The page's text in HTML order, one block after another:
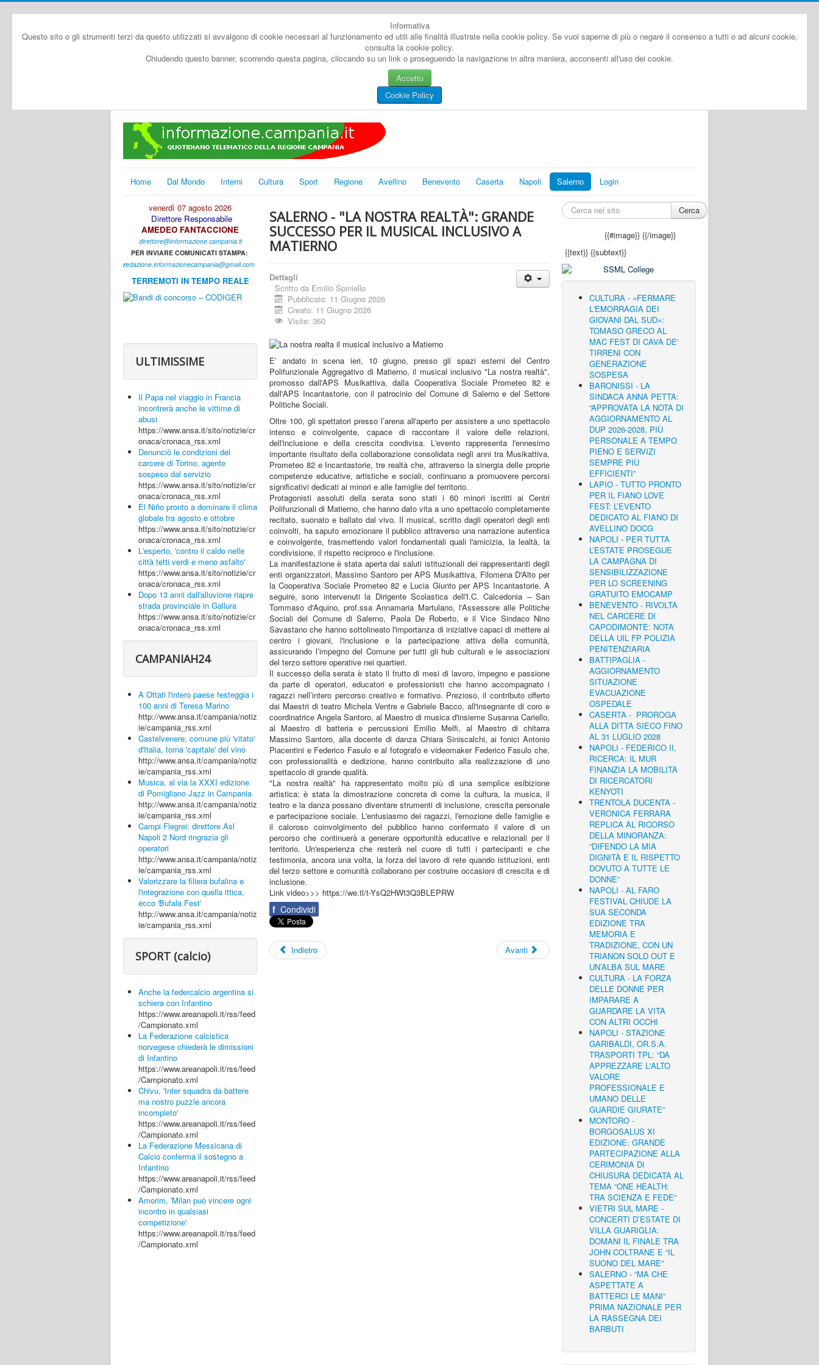
Informativa
Questo sito o gli strumenti terzi da questo utilizzati si avvalgono di cookie necessari al funzionamento ed utili alle finalità illustrate nella cookie policy. Se vuoi saperne di più o negare il consenso a tutti o ad alcuni cookie,
consulta la cookie policy.
Chiudendo questo banner, scorrendo questa pagina, cliccando su un link o proseguendo la navigazione in altra maniera, acconsenti all'uso dei cookie.
Accetto
Cookie Policy
Home Dal Mondo Interni Cultura Sport Regione Avellino Benevento Caserta Napoli Salerno Login
venerdì 07 agosto 2026
Direttore Responsabile
AMEDEO FANTACCIONE
direttore@informazione.campania.it
PER INVIARE COMUNICATI STAMPA:
redazione.informazionecampania@gmail.com
TERREMOTI IN TEMPO REALE
ULTIMISSIME
Il Papa nel viaggio in Francia
incontrerà anche le vittime di
abusi
https://www.ansa.it/sito/notizie/cr
onaca/cronaca_rss.xml
Denunciò le condizioni del
carcere di Torino, agente
sospeso dal servizio
https://www.ansa.it/sito/notizie/cr
onaca/cronaca_rss.xml
El Niño pronto a dominare il clima
globale tra agosto e ottobre
https://www.ansa.it/sito/notizie/cr
onaca/cronaca_rss.xml
L'esperto, 'contro il caldo nelle
città tetti verdi e meno asfalto'
https://www.ansa.it/sito/notizie/cr
onaca/cronaca_rss.xml
Dopo 13 anni dall'alluvione riapre
strada provinciale in Gallura
https://www.ansa.it/sito/notizie/cr
onaca/cronaca_rss.xml
CAMPANIAH24
A Ottati l'intero paese festeggia i
100 anni di Teresa Marino
http://www.ansa.it/campania/notiz
ie/campania_rss.xml
Castelvenere, comune più 'vitato'
d'Italia, torna 'capitale' del vino
http://www.ansa.it/campania/notiz
ie/campania_rss.xml
Musica, al via la XXXI edizione
di Pomigliano Jazz in Campania
http://www.ansa.it/campania/notiz
ie/campania_rss.xml
Campi Flegrei: direttore Asl
Napoli 2 Nord ringrazia gli
operatori
http://www.ansa.it/campania/notiz
ie/campania_rss.xml
Valorizzare la filiera bufalina e
l'integrazione con quella ittica,
ecco 'Bufala Fest'
http://www.ansa.it/campania/notiz
ie/campania_rss.xml
SPORT (calcio)
Anche la federcalcio argentina si
schiera con Infantino
https://www.areanapoli.it/rss/feed
/Campionato.xml
La Federazione calcistica
norvegese chiederà le dimissioni
di Infantino
https://www.areanapoli.it/rss/feed
/Campionato.xml
Chivu, 'Inter squadra da battere
ma nostro puzzle ancora
incompleto'
https://www.areanapoli.it/rss/feed
/Campionato.xml
La Federazione Messicana di
Calcio conferma il sostegno a
Infantino
https://www.areanapoli.it/rss/feed
/Campionato.xml
Amorim, 'Milan può vincere ogni
incontro in qualsiasi
competizione'
https://www.areanapoli.it/rss/feed
/Campionato.xml
SALERNO - "LA NOSTRA REALTÀ": GRANDE
SUCCESSO PER IL MUSICAL INCLUSIVO A
MATIERNO
Dettagli
Scritto da Emilio Spiniello
Pubblicato: 11 Giugno 2026
Creato: 11 Giugno 2026
Visite: 360
E’ andato in scena ieri, 10 giugno, presso gli spazi esterni del Centro
Polifunzionale Aggregativo di Matierno, il musical inclusivo "La nostra realtà",
promosso dall'APS Musikattiva, dalla Cooperativa Sociale Prometeo 82 e
dall'APS Incantastorie, con il patrocinio del Comune di Salerno e del Settore
Politiche Sociali.
Oltre 100, gli spettatori presso l’arena all'aperto per assistere a uno spettacolo
intenso e coinvolgente, capace di raccontare il valore delle relazioni,
dell'inclusione e della crescita condivisa. L'evento rappresenta l'ennesimo
importante risultato della collaborazione consolidata negli anni tra Musikattiva,
Prometeo 82 e Incantastorie, tre realtà che, attraverso la sinergia delle proprie
competenze educative, artistiche e sociali, continuano a promuovere percorsi
significativi dedicati ai minori e alle famiglie del territorio.
Protagonisti assoluti della serata sono stati i 60 minori iscritti ai Centri
Polifunzionali di Matierno, che hanno dato vita a uno spettacolo completamente
recitato, suonato e ballato dal vivo. Il musical, scritto dagli operatori degli enti
coinvolti, ha saputo emozionare il pubblico attraverso una narrazione autentica
e coinvolgente, trasmettendo valori fondamentali quali l'amicizia, la lealtà, la
condivisione, il rispetto reciproco e l'inclusione.
La manifestazione è stata aperta dai saluti istituzionali dei rappresentanti degli
enti organizzatori, Massimo Santoro per APS Musikattiva, Filomena D'Alto per
la Cooperativa Sociale Prometeo 82 e Lucia Giunto per APS Incantastorie. A
seguire, sono intervenuti la Dirigente Scolastica dell'I.C. Calcedonia – San
Tommaso d'Aquino, prof.ssa Annamaria Martulano, l'Assessore alle Politiche
Sociali del Comune di Salerno, Paola De Roberto, e il Vice Sindaco Nino
Savastano che hanno sottolineato l'importanza di iniziative capaci di mettere al
centro i giovani, l'inclusione e la partecipazione attiva della comunità,
assicurando l’impegno del Comune per tutti gli hub culturali e le associazioni
del terzo settore operative nei quartieri.
Il successo della serata è stato il frutto di mesi di lavoro, impegno e passione
da parte di operatori, educatori e professionisti che hanno accompagnato i
ragazzi nell’intero percorso creativo e formativo. Prezioso, il contributo offerto
dai Maestri di teatro Michela Ventre e Gabriele Bacco, all'insegnante di coro e
coordinatrice Angela Santoro, al Maestro di musica d'insieme Susanna Cariello,
al Maestro di batteria e percussioni Emilio Melfi, al Maestro di chitarra
Massimo Santoro, alla docente di danza Chiara Siniscalchi, ai fonici Antonio
Piacentini e Federico Fasulo e al fotografo e videomaker Federico Fasulo che,
con professionalità e dedizione, hanno contribuito alla realizzazione di uno
spettacolo di grande qualità.
"La nostra realtà" ha rappresentato molto più di una semplice esibizione
artistica: è stata la dimostrazione concreta di come la cultura, la musica, il
teatro e la danza possano diventare strumenti di inclusione, crescita personale
e partecipazione sociale. L'entusiasmo dei ragazzi, l'emozione delle famiglie e
il caloroso coinvolgimento del pubblico hanno confermato il valore di un
percorso che continuerà a generare opportunità educative e relazionali per il
territorio. Un'esperienza che resterà nel cuore di tutti i partecipanti e che
testimonia, ancora una volta, la forza del lavoro di rete quando istituzioni, enti
del terzo settore e comunità collaborano per costruire occasioni di crescita e di
inclusione.
Link video>>> https://we.tl/t-YsQ2HWt3Q3BLEPRW
f Condividi
Indietro Avanti
Cerca
{{#image}}{{/image}}
{{text}} {{subtext}}
CULTURA - «FERMARE
L'EMORRAGIA DEI
GIOVANI DAL SUD»:
TOMASO GRECO AL
MAC FEST DI CAVA DE'
TIRRENI CON
GENERAZIONE
SOSPESA
BARONISSI - LA
SINDACA ANNA PETTA:
“APPROVATA LA NOTA DI
AGGIORNAMENTO AL
DUP 2026-2028, PIÙ
PERSONALE A TEMPO
PIENO E SERVIZI
SEMPRE PIÙ
EFFICIENTI”
LAPIO - TUTTO PRONTO
PER IL FIANO LOVE
FEST: L’EVENTO
DEDICATO AL FIANO DI
AVELLINO DOCG
NAPOLI - PER TUTTA
L’ESTATE PROSEGUE
LA CAMPAGNA DI
SENSIBILIZZAZIONE
PER LO SCREENING
GRATUITO EMOCAMP
BENEVENTO - RIVOLTA
NEL CARCERE DI
CAPODIMONTE: NOTA
DELLA UIL FP POLIZIA
PENITENZIARIA
BATTIPAGLIA -
AGGIORNAMENTO
SITUAZIONE
EVACUAZIONE
OSPEDALE
CASERTA - PROROGA
ALLA DITTA SIECO FINO
AL 31 LUGLIO 2028
NAPOLI - FEDERICO II,
RICERCA: IL MUR
FINANZIA LA MOBILITÀ
DI RICERCATORI
KENYOTI
TRENTOLA DUCENTA -
VERONICA FERRARA
REPLICA AL RICORSO
DELLA MINORANZA:
“DIFENDO LA MIA
DIGNITÀ E IL RISPETTO
DOVUTO A TUTTE LE
DONNE”
NAPOLI - AL FARO
FESTIVAL CHIUDE LA
SUA SECONDA
EDIZIONE TRA
MEMORIA E
TRADIZIONE, CON UN
TRIANON SOLD OUT E
UN’ALBA SUL MARE
CULTURA - LA FORZA
DELLE DONNE PER
IMPARARE A
GUARDARE LA VITA
CON ALTRI OCCHI
NAPOLI - STAZIONE
GARIBALDI, OR.S.A.
TRASPORTI TPL: “DA
APPREZZARE L'ALTO
VALORE
PROFESSIONALE E
UMANO DELLE
GUARDIE GIURATE”
MONTORO -
BORGOSALUS XI
EDIZIONE: GRANDE
PARTECIPAZIONE ALLA
CERIMONIA DI
CHIUSURA DEDICATA AL
TEMA “ONE HEALTH:
TRA SCIENZA E FEDE”
VIETRI SUL MARE -
CONCERTI D’ESTATE DI
VILLA GUARIGLIA:
DOMANI IL FINALE TRA
JOHN COLTRANE E “IL
SUONO DEL MARE”
SALERNO - “MA CHE
ASPETTATE A
BATTERCI LE MANI”
PRIMA NAZIONALE PER
LA RASSEGNA DEI
BARBUTI